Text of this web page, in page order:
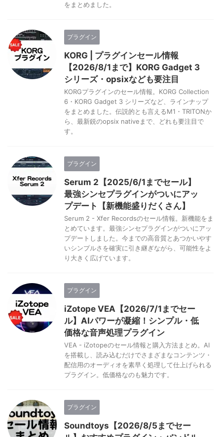
をまとめました。
プラグイン
KORG | プラグインセール情報
【2026/8/1まで】KORG Gadget 3
シリーズ・opsixなども要注目
KORGプラグインのセール情報。KORG Collection
6・KORG Gadget 3 シリーズなど、ラインナップ
をまとめました。伝説的とも言えるM1・TRITONか
ら、最新鋭のopsix nativeまで、どれも要注目で
す。
プラグイン
Serum 2【2025/6/1までセール】
最強シンセプラグインがついにアッ
プデート【新機能盛りだくさん】
Serum 2 - Xfer Recordsのセール情報。新機能をま
とめています。最強シンセプラグインがついにアッ
プデートしました。今までの高音質とあつかいやす
いシンプルさを確実に引き継ぎながら、可能性をよ
り大きく広げています。
プラグイン
iZotope VEA【2026/7/1までセー
ル】AIパワーが凝縮！シンプル・低
価格な音声処理プラグイン
VEA - iZotopeのセール情報と購入方法まとめ。AI
を搭載し、読み込むだけでさまざまなコンテンツ・
配信用のオーディオを素早く処理して仕上げられる
プラグイン。低価格なのも魅力です。
プラグイン
Soundtoys【2026/8/5までセー